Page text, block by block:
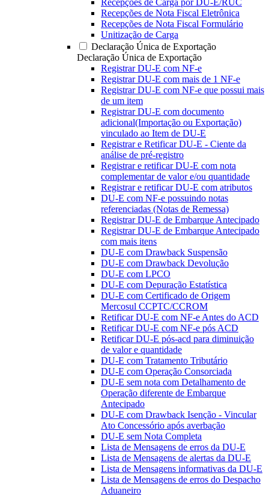
Recepções de Carga por DU-E/RUC
Recepções de Nota Fiscal Eletrônica
Recepções de Nota Fiscal Formulário
Unitização de Carga
Declaração Única de Exportação
Declaração Única de Exportação
Registrar DU-E com NF-e
Registrar DU-E com mais de 1 NF-e
Registrar DU-E com NF-e que possui mais
de um item
Registrar DU-E com documento
adicional(Importação ou Exportação)
vinculado ao Item de DU-E
Registrar e Retificar DU-E - Ciente da
análise de pré-registro
Registrar e retificar DU-E com nota
complementar de valor e/ou quantidade
Registrar e retificar DU-E com atributos
DU-E com NF-e possuindo notas
referenciadas (Notas de Remessa)
Registrar DU-E de Embarque Antecipado
Registrar DU-E de Embarque Antecipado
com mais itens
DU-E com Drawback Suspensão
DU-E com Drawback Devolução
DU-E com LPCO
DU-E com Depuração Estatística
DU-E com Certificado de Origem
Mercosul CCPTC/CCROM
Retificar DU-E com NF-e Antes do ACD
Retificar DU-E com NF-e pós ACD
Retificar DU-E pós-acd para diminuição
de valor e quantidade
DU-E com Tratamento Tributário
DU-E com Operação Consorciada
DU-E sem nota com Detalhamento de
Operação diferente de Embarque
Antecipado
DU-E com Drawback Isenção - Vincular
Ato Concessório após averbação
DU-E sem Nota Completa
Lista de Mensagens de erros da DU-E
Lista de Mensagens de alertas da DU-E
Lista de Mensagens informativas da DU-E
Lista de Mensagens de erros do Despacho
Aduaneiro